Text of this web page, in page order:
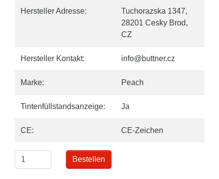
Hersteller Adresse:
Tuchorazska 1347,
28201 Cesky Brod,
CZ
Hersteller Kontakt: info@buttner.cz
Marke: Peach
Tintenfüllstandsanzeige: Ja
CE: CE-Zeichen
Bestellen